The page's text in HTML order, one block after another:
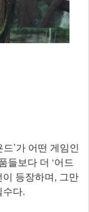
’가 어떤 게임인
들보다 더 ‘어드
등장하며, 그만
다.